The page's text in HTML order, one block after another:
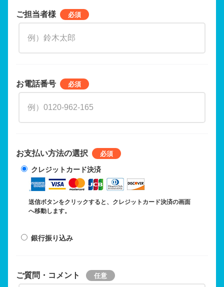
ご担当者様
お電話番号
お支払い方法の選択
クレジットカード決済
送信ボタンをクリックすると、クレジットカード決済の画面
へ移動します。
銀行振り込み
ご質問・コメント